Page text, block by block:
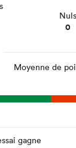
Nuls
0
Moyenne de
gagne